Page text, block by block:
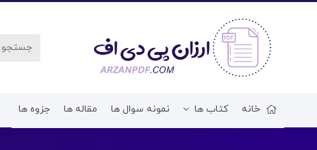
خانه کتاب ها نمونه سوال ها مقاله ها جزوه ها